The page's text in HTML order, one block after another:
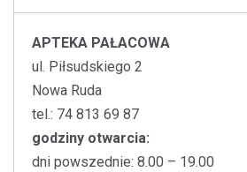
APTEKA PAŁACOWA
ul. Piłsudskiego 2
Nowa Ruda
tel.: 74 813 69 87
godziny otwarcia:
dni powszednie: 8.00 – 19.00